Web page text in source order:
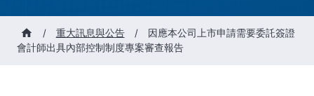
/ 重大訊息與公告 /
因應本公司上市申請需要委託簽證
會計師出具內部控制制度專案審查報告